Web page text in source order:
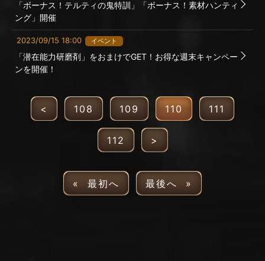
「ボーナス！テルティの鬼特訓」「ボーナス！素材ハンティ
ング」開催
2023/09/15 18:00 イベント
「潜在能力研磨剤」をおまけでGET！お得な週末キャンペー
ンを開催！
< 108 109 110 111
112 >
« 最初へ 最後へ »